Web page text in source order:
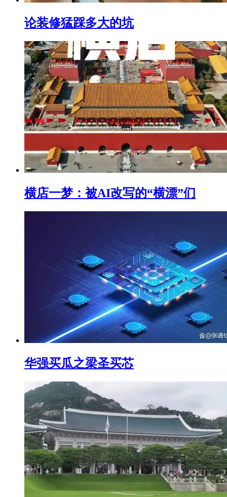
论装修猛踩多大的坑
横店一梦：被AI改写的“横漂”们
华强买瓜之梁圣买芯